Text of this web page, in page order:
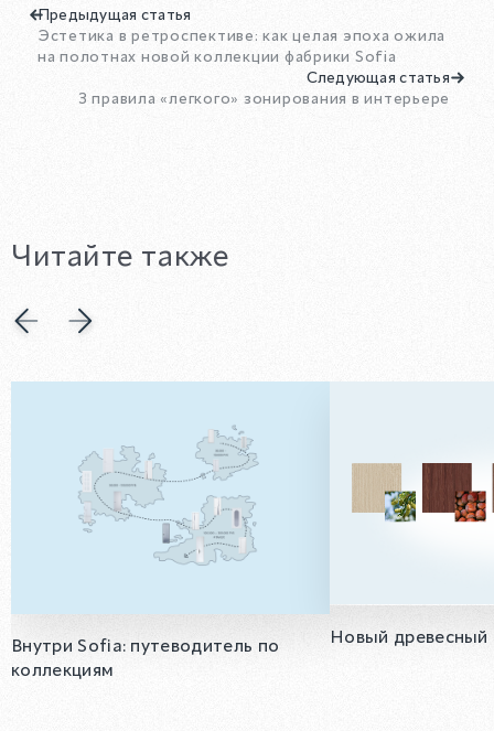
Предыдущая статья
Эстетика в ретроспективе: как целая эпоха ожила
на полотнах новой коллекции фабрики Sofia
Следующая статья
3 правила «легкого» зонирования в интерьере
Читайте также
Внутри Sofia: путеводитель по
коллекциям
Новый древесный